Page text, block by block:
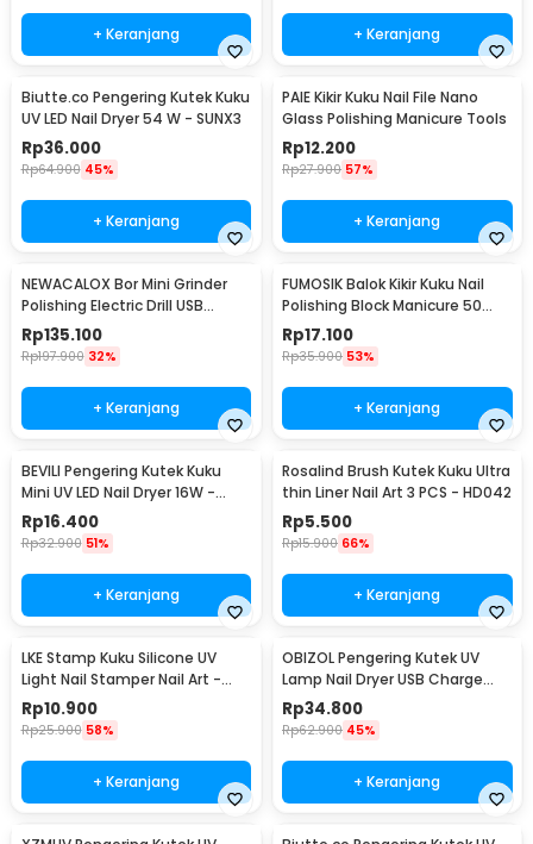
+ Keranjang + Keranjang
Biutte.co Pengering Kutek Kuku
UV LED Nail Dryer 54 W - SUNX3
Rp36.000
Rp64.900 45%
+ Keranjang
PAIE Kikir Kuku Nail File Nano
Glass Polishing Manicure Tools
Rp12.200
Rp27.900 57%
+ Keranjang
NEWACALOX Bor Mini Grinder
Polishing Electric Drill USB
Rechargeable - 201
Rp135.100
Rp197.900 32%
+ Keranjang
FUMOSIK Balok Kikir Kuku Nail
Polishing Block Manicure 50
PCS - GCA-076
Rp17.100
Rp35.900 53%
+ Keranjang
BEVILI Pengering Kutek Kuku
Mini UV LED Nail Dryer 16W -
XZMUV-1
Rp16.400
Rp32.900 51%
+ Keranjang
Rosalind Brush Kutek Kuku Ultra
thin Liner Nail Art 3 PCS - HD042
Rp5.500
Rp15.900 66%
+ Keranjang
LKE Stamp Kuku Silicone UV
Light Nail Stamper Nail Art -
M26
Rp10.900
Rp25.900 58%
+ Keranjang
OBIZOL Pengering Kutek UV
Lamp Nail Dryer USB Charge
54W - MINI802
Rp34.800
Rp62.900 45%
+ Keranjang